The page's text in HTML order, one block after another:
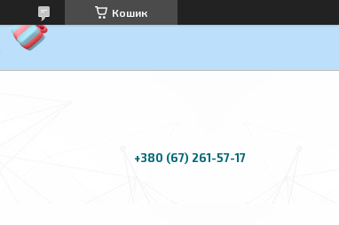
Кошик
+380 (67) 261-57-17